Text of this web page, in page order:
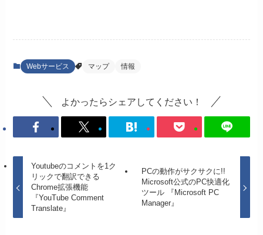
Webサービス マップ 情報
よかったらシェアしてください！
Youtubeのコメントを1ク
リックで翻訳できる
Chrome拡張機能
『YouTube Comment
Translate』
PCの動作がサクサクに!!
Microsoft公式のPC快適化
ツール 『Microsoft PC
Manager』